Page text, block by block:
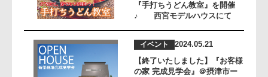
『手打ちうどん教室』を開催
♪ 西宮モデルハウスにて
イベント
2024.05.21
【終了いたしました】『お客様
の家 完成見学会』＠摂津市ー